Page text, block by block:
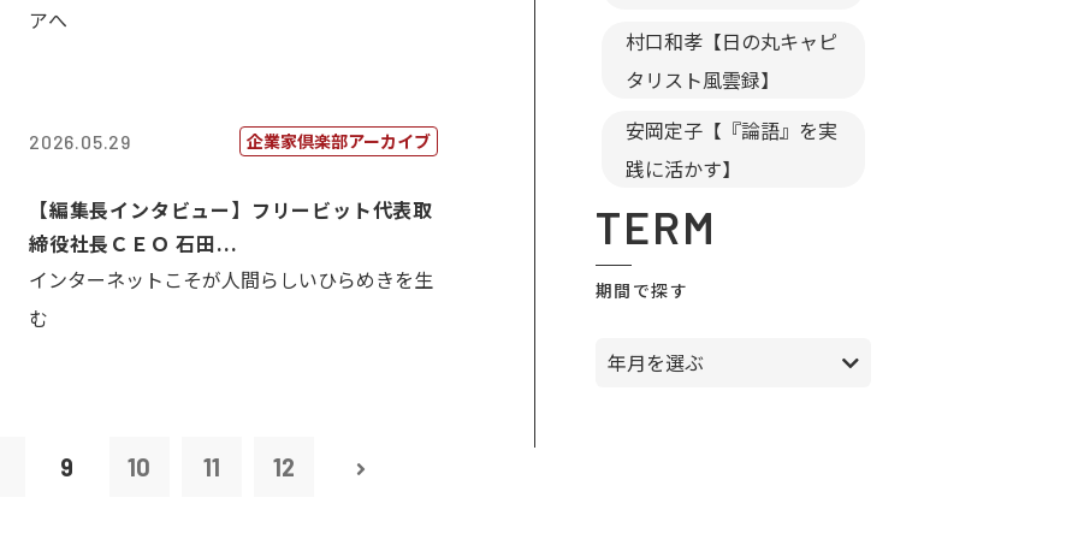
アへ
2026.05.29 企業家倶楽部アーカイブ
【編集長インタビュー】フリービット代表取
締役社長ＣＥＯ 石田...
インターネットこそが人間らしいひらめきを生
む
9 10 11 12
村口和孝【日の丸キャピ
タリスト風雲録】
安岡定子【『論語』を実
践に活かす】
TERM
期間で探す
年月を選ぶ